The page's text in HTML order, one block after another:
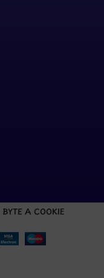
BYTE A COOKIE